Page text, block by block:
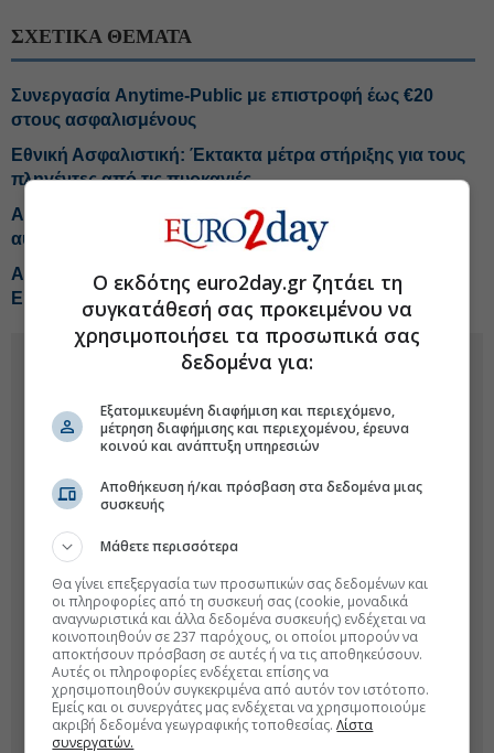
ΣΧΕΤΙΚΑ ΘΕΜΑΤΑ
Συνεργασία Anytime-Public με επιστροφή έως €20
στους ασφαλισμένους
Εθνική Ασφαλιστική: Έκτακτα μέτρα στήριξης για τους
πληγέντες από τις πυρκαγιές
Ασφάλιση μεταφορών: Βελτιωμένη εικόνα στις ζημιές,
αυξημένος ο κίνδυνος στις διεθνείς διαδρομές
Αλλαγή στην ηγεσία της Allianz Ελλάδος, νέος CEO ο
Ersin Pak
Ο εκδότης euro2day.gr ζητάει τη
συγκατάθεσή σας προκειμένου να
χρησιμοποιήσει τα προσωπικά σας
δεδομένα για:
Εξατομικευμένη διαφήμιση και περιεχόμενο,
μέτρηση διαφήμισης και περιεχομένου, έρευνα
κοινού και ανάπτυξη υπηρεσιών
Αποθήκευση ή/και πρόσβαση στα δεδομένα μιας
συσκευής
Μάθετε περισσότερα
Θα γίνει επεξεργασία των προσωπικών σας δεδομένων και
οι πληροφορίες από τη συσκευή σας (cookie, μοναδικά
αναγνωριστικά και άλλα δεδομένα συσκευής) ενδέχεται να
κοινοποιηθούν σε 237 παρόχους, οι οποίοι μπορούν να
αποκτήσουν πρόσβαση σε αυτές ή να τις αποθηκεύσουν.
Αυτές οι πληροφορίες ενδέχεται επίσης να
χρησιμοποιηθούν συγκεκριμένα από αυτόν τον ιστότοπο.
Εμείς και οι συνεργάτες μας ενδέχεται να χρησιμοποιούμε
ακριβή δεδομένα γεωγραφικής τοποθεσίας.Λίστα
συνεργατών.